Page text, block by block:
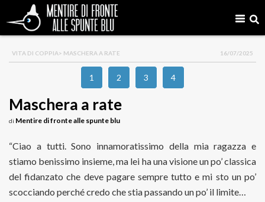
VITA DI COPPIA> MASCHERA A RATE 16/07/2025
1 2 3 4
Maschera a rate
di Mentire di fronte alle spunte blu
“Ciao a tutti. Sono innamoratissimo della mia ragazza e
stiamo benissimo insieme, ma lei ha una visione un po’ classica
del fidanzato che deve pagare sempre tutto e mi sto un po’
scocciando perché credo che stia passando un po’ il limite…